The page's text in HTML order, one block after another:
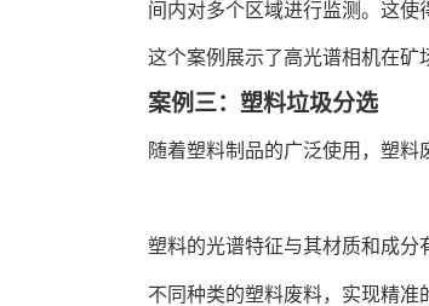
间内对多个区域进行监测。这使
这个案例展示了高光谱相机在矿
案例三：塑料垃圾分选
随着塑料制品的广泛使用，塑料
塑料的光谱特征与其材质和成分
不同种类的塑料废料，实现精准